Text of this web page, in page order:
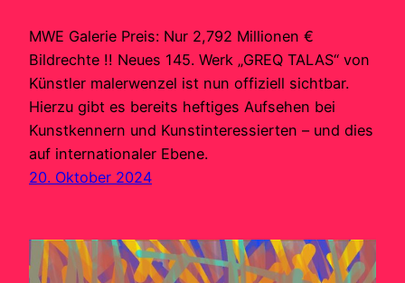
MWE Galerie Preis: Nur 2,792 Millionen €
Bildrechte !! Neues 145. Werk „GREQ TALAS“ von
Künstler malerwenzel ist nun offiziell sichtbar.
Hierzu gibt es bereits heftiges Aufsehen bei
Kunstkennern und Kunstinteressierten – und dies
auf internationaler Ebene.
20. Oktober 2024